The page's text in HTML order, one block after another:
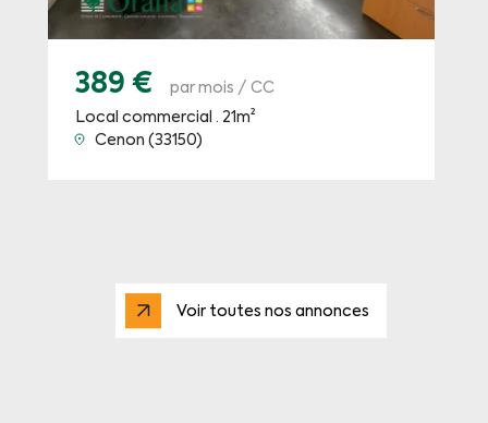
389 €
par mois / CC
Local commercial · 21m²
Cenon (33150)
Voir toutes nos annonces